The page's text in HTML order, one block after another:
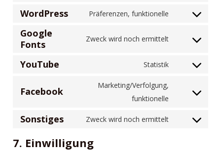
WordPress Präferenzen, funktionelle
Google
Fonts
Zweck wird noch ermittelt
YouTube Statistik
Facebook
Marketing/Verfolgung,
funktionelle
Sonstiges Zweck wird noch ermittelt
7. Einwilligung